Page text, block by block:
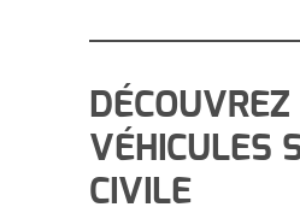
VÉHICULES
CIVILE